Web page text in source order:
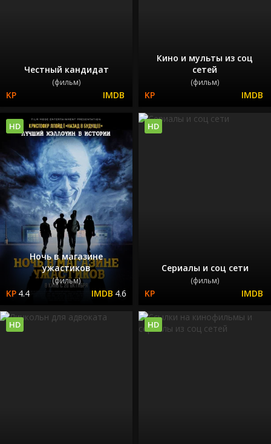
Честный кандидат
(фильм)
Кино и мульты из соц
сетей
(фильм)
Ночь в магазине
ужастиков
(фильм)
4.4 4.6
HD
Сериалы и соц сети
(фильм)
HD
HD HD